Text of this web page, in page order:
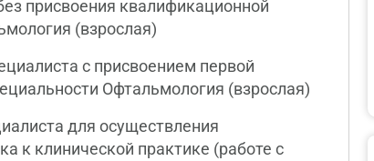
присвоения квалификационной
(взрослая)
с присвоением первой
Офтальмология (взрослая)
для осуществления
к клинической практике (работе с